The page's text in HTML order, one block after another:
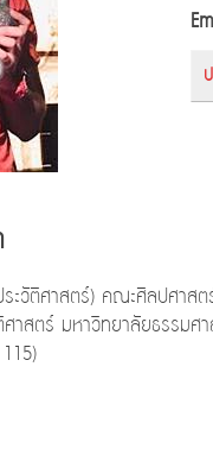
วัติศาสตร์) คณะศิลปศาส
สตร์ มหาวิทยาลัยธรรมศ